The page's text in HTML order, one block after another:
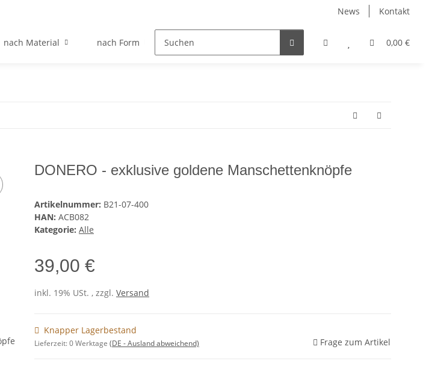
News Kontakt
0,00 €
nach Material nach Form nach Farbe Angebote %
DONERO - exklusive goldene Manschettenknöpfe
Artikelnummer: B21-07-400
HAN: ACB082
Kategorie: Alle
39,00 €
inkl. 19% USt. , zzgl. Versand
Knapper Lagerbestand
Lieferzeit:0 Werktage (DE - Ausland abweichend) Frage zum Artikel